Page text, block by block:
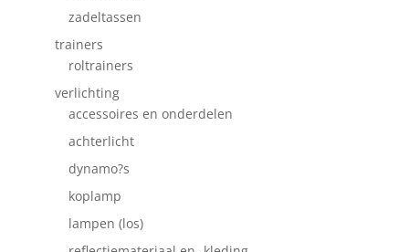
zadeltassen
trainers
roltrainers
verlichting
accessoires en onderdelen
achterlicht
dynamo?s
koplamp
lampen (los)